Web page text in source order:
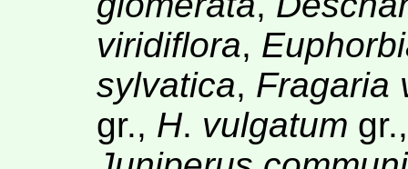
viridiflora,
sylvatica, Fragaria
gr., H. vulgatum